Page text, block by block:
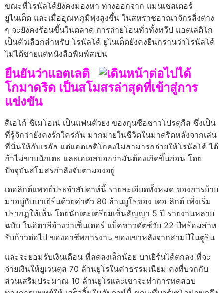
ขณะที่โรนัลโด้ยังคงมองหา ทางออกจาก แมนเชสเตอร์
ยูไนเต็ด และเมื่ออุณหภูมิพุ่งสูงขึ้น ในสหราชอาณาจักรสิ่งต่าง
ๆ จะยังคงร้อนขึ้นในตลาด การถ่ายโอนทั่วทั้งทวีป แอตเลติโก
เป็นตัวเลือกสําหรับ โรนัลโด้ ยูไนเต็ดยังคงยืนกรานว่าโรนัลโด้
ไม่ได้ขายแต่หนังสือพิมพ์สเปน
ยืนยันว่าแอตเลติ
โกมาดริด เป็นสโมสรล่าสุดที่เข้าสู่การ
แข่งขัน
ดิเอโก้ ซิเมโอเน่ เป็นแฟนตัวยง ของกุนซือชาวโปรตุกีส ซึ่งเป็น
ที่รู้จักว่ายังคงรักใคร่กัน มากมายในชีวิตในมาดริดหลังจากเล่น
ที่นั่นให้กับเรอัล แต่แอตเลติโกคงไม่สามารถจ่ายให้โรนัลโด้ ได้
ถ้าไม่ขายนักเตะ และเอเอสบอกว่ามันต้องเกิดขึ้นก่อน โดย
ปัจจุบันสโมสรกําลังจับตามองอยู่
เดอลิกต์แพทย์ประจําสัปดาห์นี้ รายละเอียดทั้งหมด ของการย้าย
มาอยู่กับบาเยิร์นด้วยค่าตัว 80 ล้านยูโรของ เดอ ลิกต์ เพิ่งเริ่ม
ปรากฏให้เห็น โดยนักเตะเตรียมเซ็นสัญญา 5 ปี รายงานหลาย
ฉบับ ในอิตาลีอ้างว่าเซ็นเตอร์ แบ็คชาวดัตช์วัย 22 ปีพร้อมสําห
รับก้าวต่อไป ของอาชีพการงาน ของเขาหลังจากสามปีในตูริน
และจะยอมรับเงินเดือน ที่ลดลงเล็กน้อย บาเยิร์นได้ตกลง ที่จะ
จ่ายเงินให้ยูเวนตุส 70 ล้านยูโรในค่าธรรมเนียม คงที่บวกกับ
ส่วนเสริมประมาณ 10 ล้านยูโรและเขาจะทําการทดสอบ